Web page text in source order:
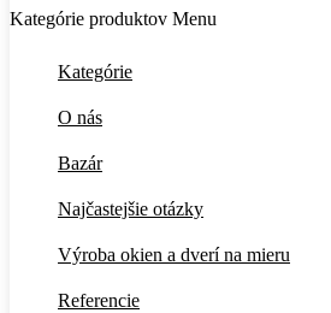
Kategórie produktov Menu
Kategórie
O nás
Bazár
Najčastejšie otázky
Výroba okien a dverí na mieru
Referencie